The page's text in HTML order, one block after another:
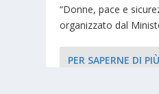
“Donne, pace e
organizzato dal
PER SAPERNE DI PIÙ